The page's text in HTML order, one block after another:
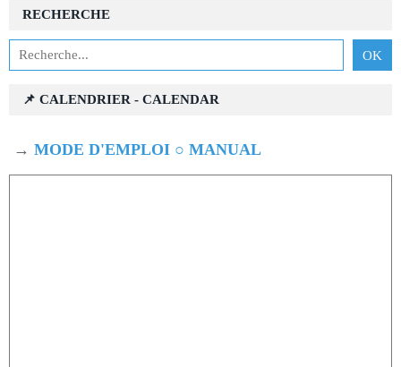
RECHERCHE
📌 CALENDRIER - CALENDAR
→ MODE D'EMPLOI ○ MANUAL